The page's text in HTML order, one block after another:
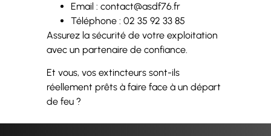
Email : contact@asdf76.fr
Téléphone : 02 35 92 33 85
Assurez la sécurité de votre exploitation
avec un partenaire de confiance.
Et vous, vos extincteurs sont-ils
réellement prêts à faire face à un départ
de feu ?